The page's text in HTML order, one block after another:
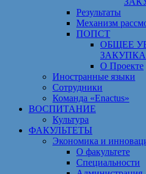
Результаты
Механизм
ПОПСТ
ОБЩЕЕ
О Проекте
Иностранные языки
Сотрудники
Команда «Enactus»
ВОСПИТАНИЕ
Культура
ФАКУЛЬТЕТЫ
Экономика и
О факультете
Специальности